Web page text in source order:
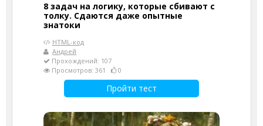
8 задач на логику, которые сбивают с
толку. Сдаются даже опытные
знатоки
HTML-код
Андрей
Прохождений: 107
Просмотров: 361
0
Пройти тест